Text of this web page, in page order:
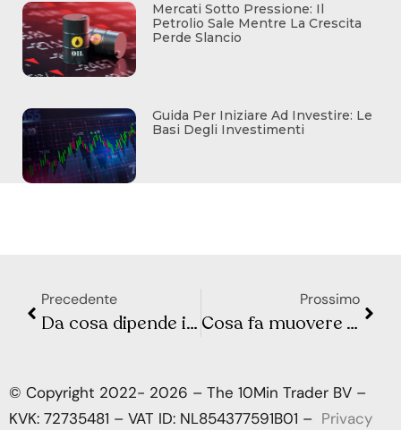
Mercati Sotto Pressione: Il
Petrolio Sale Mentre La Crescita
Perde Slancio
Guida Per Iniziare Ad Investire: Le
Basi Degli Investimenti
Precedente
Da cosa dipende il prezzo della benzina in Europa?
Prossimo
Cosa fa muovere Wall Street e la Borsa Europea? Sintesi Macro – Settimana 50
© Copyright 2022- 2026 – The 10Min Trader BV –
KVK: 72735481 – VAT ID: NL854377591B01 – Privacy